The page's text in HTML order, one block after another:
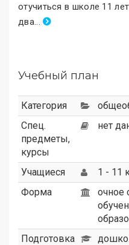
отучиться в школе 11
два...
Учебный план
Категория
Спец.
предметы,
курсы
нет
Учащиеся
1 - 11
Форма
очное
Подготовка